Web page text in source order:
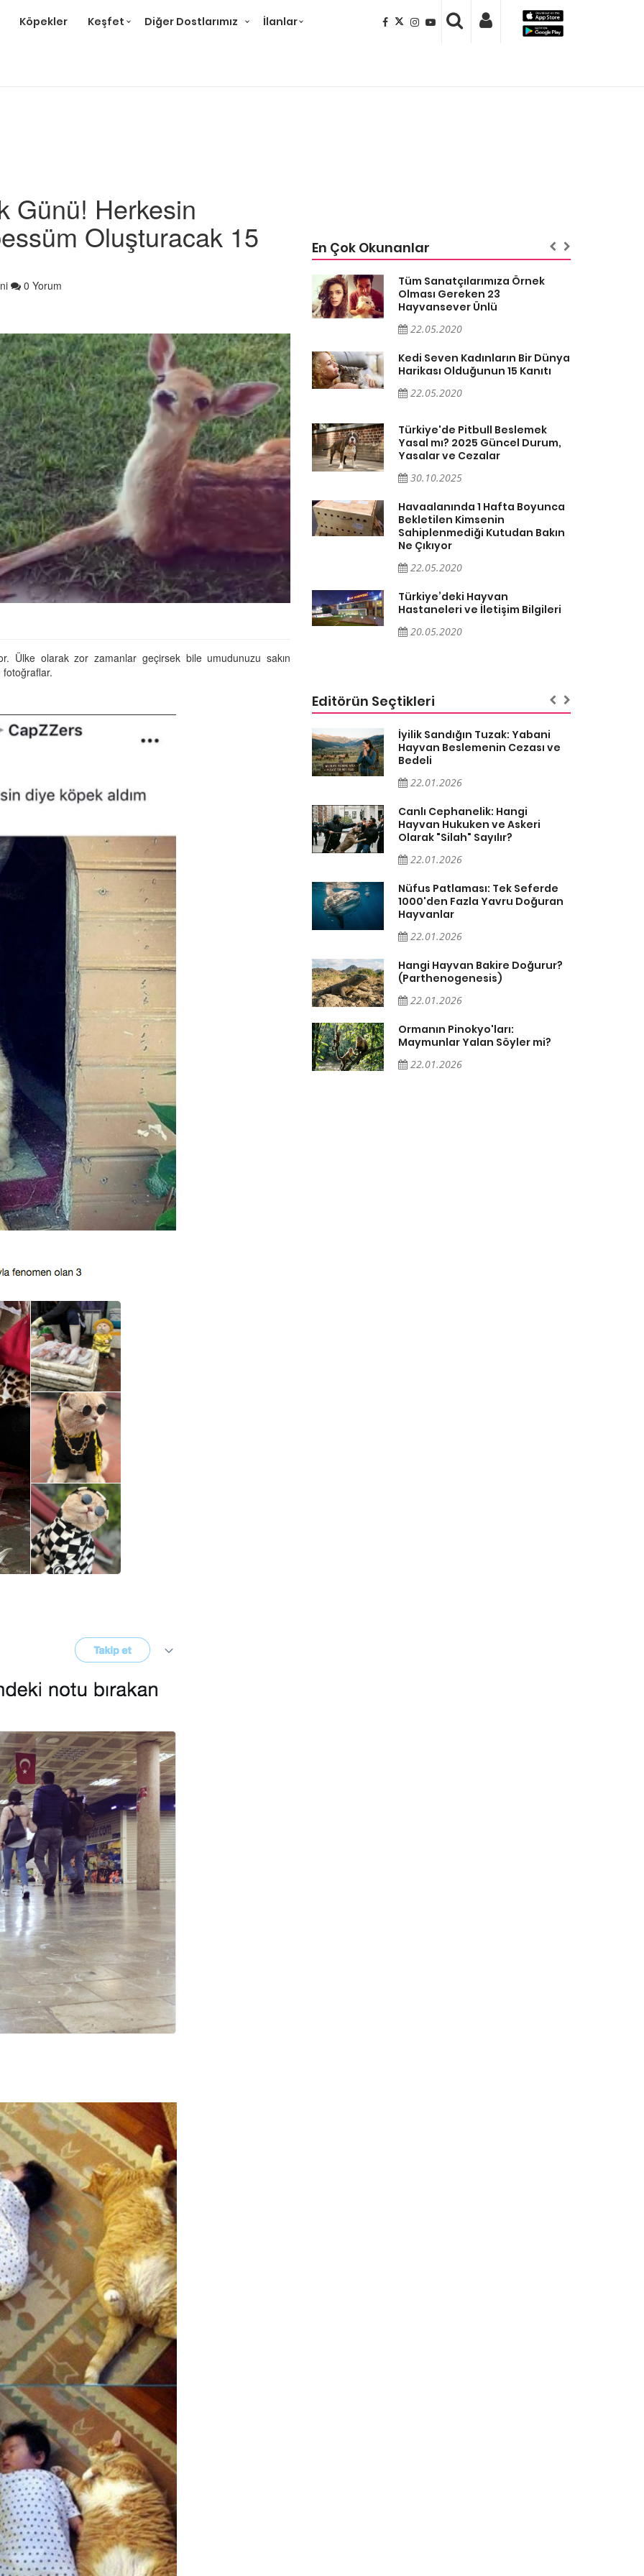
Köpekler Keşfet Diğer Dostlarımız İlanlar
Günü! Herkesin
Oluşturacak 15
0 Yorum
Ülke olarak zor zamanlar geçirsek bile umudunuzu sakın
En Çok Okunanlar
Dünya
Durum,
Bakın
Kedi Seven Kadınların Bir Dünya
Harikası Olduğunun 15 Kanıtı
22.05.2020
Türkiye'de Pitbull Beslemek
Yasal mı? 2025 Güncel Durum,
Yasalar ve Cezalar
30.10.2025
Havaalanında 1 Hafta Boyunca
Bekletilen Kimsenin
Sahiplenmediği Kutudan Bakın
Ne Çıkıyor
22.05.2020
Türkiye’deki Hayvan
Tüm Sanatçılarımıza Örnek
Olması Gereken 23
Hayvansever Ünlü
22.05.2020
Kedi Seven Kadınların Bir Dünya
Harikası Olduğunun 15 Kanıtı
22.05.2020
Türkiye'de Pitbull Beslemek
Yasal mı? 2025 Güncel Durum,
Yasalar ve Cezalar
30.10.2025
Havaalanında 1 Hafta Boyunca
Bekletilen Kimsenin
Sahiplenmediği Kutudan Bakın
Ne Çıkıyor
22.05.2020
Türkiye’deki Hayvan
Hastaneleri ve İletişim Bilgileri
20.05.2020
Editörün Seçtikleri
Yerçekimini Hissetmez veya
08.01.2026
Görünmeyeni Görenler: Hangi
Hayvanlar Ultraviyole (UV) Işığı
Görür?
07.01.2026
Doğanın Hatası mı, Mucizesi mi?
Hangi Hayvanlar İki Başlı Doğar?
Çernobil'in Mutantları:
Radyasyon Hayvanları Nasıl
Değiştirdi?
07.01.2026
İyilik Sandığın Tuzak: Yabani
Hayvan Beslemenin Cezası ve
Bedeli
22.01.2026
Canlı Cephanelik: Hangi
Hayvan Hukuken ve Askeri
Olarak "Silah" Sayılır?
22.01.2026
Nüfus Patlaması: Tek Seferde
1000'den Fazla Yavru Doğuran
Hayvanlar
22.01.2026
Hangi Hayvan Bakire Doğurur?
(Parthenogenesis)
22.01.2026
Ormanın Pinokyo'ları:
Maymunlar Yalan Söyler mi?
22.01.2026